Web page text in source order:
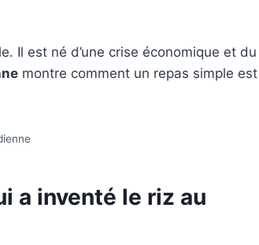
Il est né d’une crise économique et du
montre comment un repas simple est
a inventé le riz au